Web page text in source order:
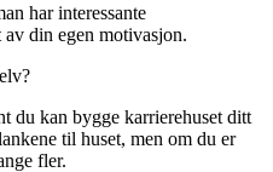
har interessante
av din egen motivasjon.
du kan bygge karrierehuset ditt
til huset, men om du er
fler.